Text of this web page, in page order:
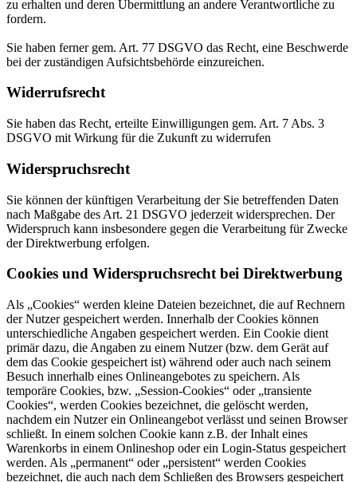
zu erhalten und deren Übermittlung an andere Verantwortliche zu
fordern.
Sie haben ferner gem. Art. 77 DSGVO das Recht, eine Beschwerde
bei der zuständigen Aufsichtsbehörde einzureichen.
Widerrufsrecht
Sie haben das Recht, erteilte Einwilligungen gem. Art. 7 Abs. 3
DSGVO mit Wirkung für die Zukunft zu widerrufen
Widerspruchsrecht
Sie können der künftigen Verarbeitung der Sie betreffenden Daten
nach Maßgabe des Art. 21 DSGVO jederzeit widersprechen. Der
Widerspruch kann insbesondere gegen die Verarbeitung für Zwecke
der Direktwerbung erfolgen.
Cookies und Widerspruchsrecht bei Direktwerbung
Als „Cookies“ werden kleine Dateien bezeichnet, die auf Rechnern
der Nutzer gespeichert werden. Innerhalb der Cookies können
unterschiedliche Angaben gespeichert werden. Ein Cookie dient
primär dazu, die Angaben zu einem Nutzer (bzw. dem Gerät auf
dem das Cookie gespeichert ist) während oder auch nach seinem
Besuch innerhalb eines Onlineangebotes zu speichern. Als
temporäre Cookies, bzw. „Session-Cookies“ oder „transiente
Cookies“, werden Cookies bezeichnet, die gelöscht werden,
nachdem ein Nutzer ein Onlineangebot verlässt und seinen Browser
schließt. In einem solchen Cookie kann z.B. der Inhalt eines
Warenkorbs in einem Onlineshop oder ein Login-Status gespeichert
werden. Als „permanent“ oder „persistent“ werden Cookies
bezeichnet, die auch nach dem Schließen des Browsers gespeichert